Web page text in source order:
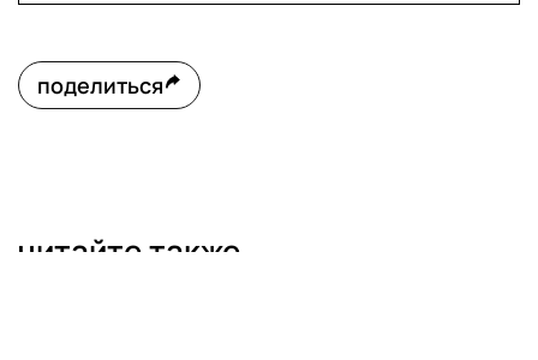
поделиться
читайте также